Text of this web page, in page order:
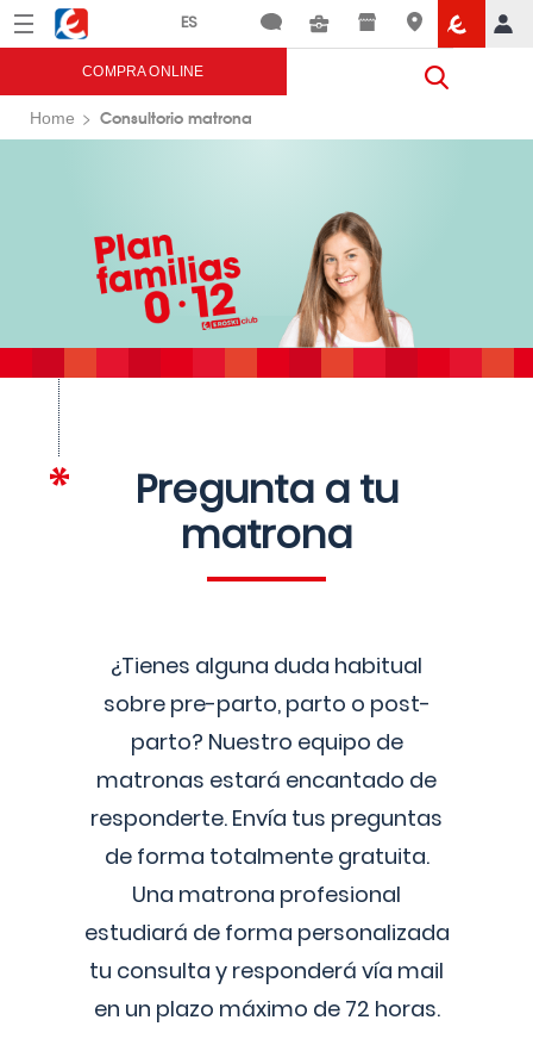
Menú Eroski
COMPRA ONLINE
Home Consultorio matrona
Pregunta a tu
matrona
¿Tienes alguna duda habitual
sobre pre-parto, parto o post-
parto? Nuestro equipo de
matronas estará encantado de
responderte. Envía tus preguntas
de forma totalmente gratuita.
Una matrona profesional
estudiará de forma personalizada
tu consulta y responderá vía mail
en un plazo máximo de 72 horas.